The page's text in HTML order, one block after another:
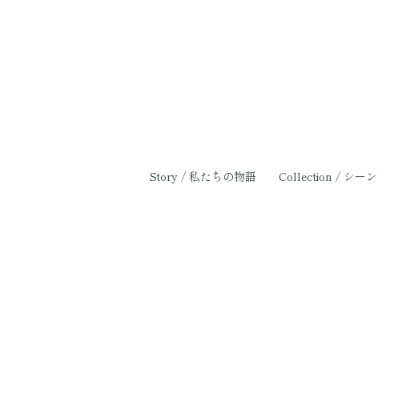
Story / 私たちの物語 Collection / シーン